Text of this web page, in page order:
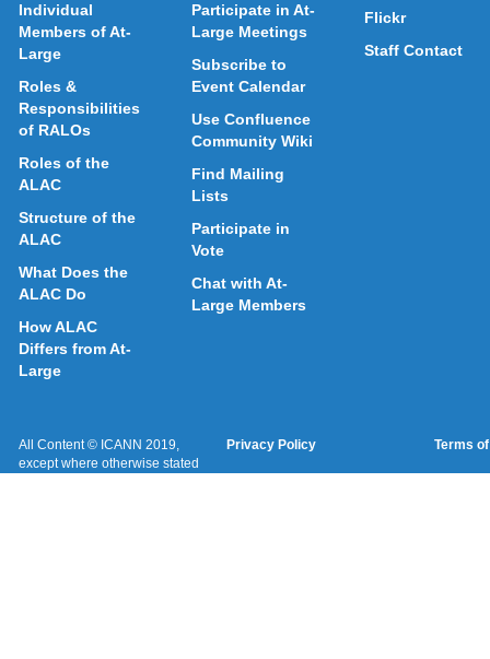
Individual
Members of At-
Large
Roles &
Responsibilities
of RALOs
Roles of the
ALAC
Structure of the
ALAC
What Does the
ALAC Do
How ALAC
Differs from At-
Large
Participate in At-
Large Meetings
Subscribe to
Event Calendar
Use Confluence
Community Wiki
Find Mailing
Lists
Participate in
Vote
Chat with At-
Large Members
Flickr
Staff Contact
All Content © ICANN 2019,
except where otherwise stated
Privacy Policy Terms